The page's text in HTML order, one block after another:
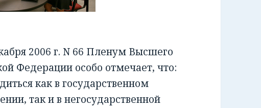
2006 г. N 66 Пленум Высшего
Федерации особо отмечает, что:
как в государственном
так и в негосударственной